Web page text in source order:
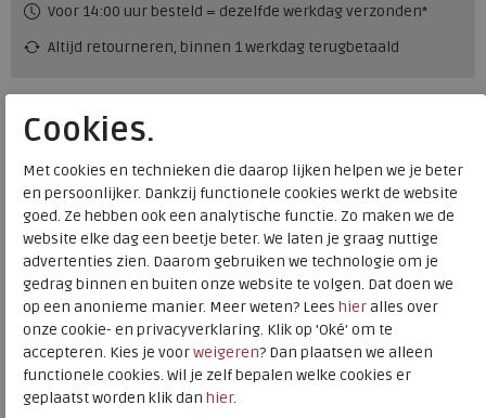
Voor 14:00 uur besteld = dezelfde werkdag verzonden*
Altijd retourneren, binnen 1 werkdag terugbetaald
Alternatieve kleuren
Merk
ECCO
Fabrikantcode
20651301038
231.68.113405
Kleur
Marine
Cookies.
Met cookies en technieken die daarop lijken helpen we je beter
en persoonlijker. Dankzij functionele cookies werkt de website
goed. Ze hebben ook een analytische functie. Zo maken we de
website elke dag een beetje beter. We laten je graag nuttige
advertenties zien. Daarom gebruiken we technologie om je
gedrag binnen en buiten onze website te volgen. Dat doen we
op een anonieme manier. Meer weten? Lees hieralles over
onze cookie- en privacyverklaring. Klik op 'Oké' om te
accepteren. Kies je voorweigeren? Dan plaatsen we alleen
functionele cookies. Wil je zelf bepalen welke cookies er
geplaatst worden klik dan hier.